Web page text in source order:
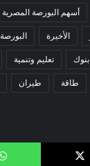
أسهم البورصة المصرية
الأخيرة البورصة
بنوك تعليم وتنمية
طاقة طيران